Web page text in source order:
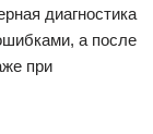
диагностика
а после
при